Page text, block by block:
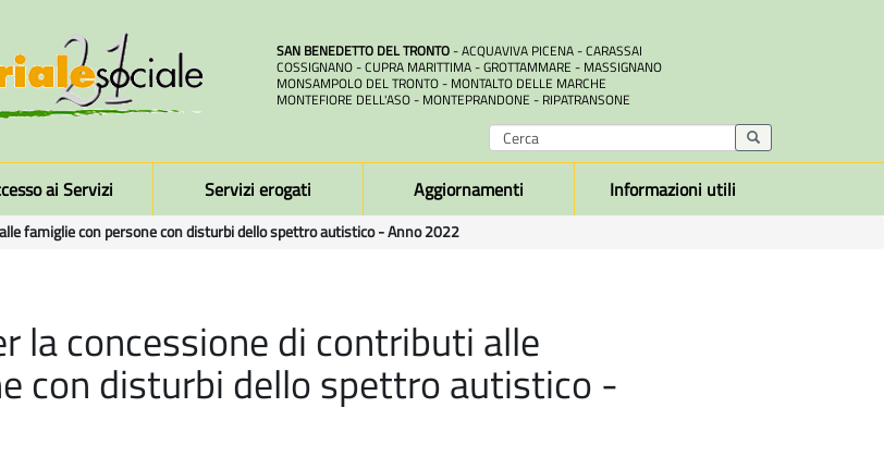
SAN BENEDETTO DEL TRONTO- ACQUAVIVA PICENA - CARASSAI
COSSIGNANO - CUPRA MARITTIMA - GROTTAMMARE - MASSIGNANO
MONSAMPOLO DEL TRONTO - MONTALTO DELLE MARCHE
MONTEFIORE DELL'ASO - MONTEPRANDONE - RIPATRANSONE
ai Servizi Servizi erogati Aggiornamenti Informazioni utili
famiglie con persone con disturbi dello spettro autistico - Anno 2022
la concessione di contributi alle
con disturbi dello spettro autistico -